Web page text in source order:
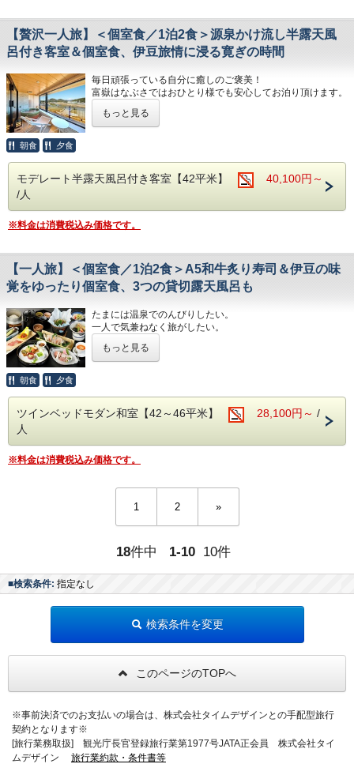
記念日を演出するオプションもご用意しております。
ご希望の方は、「予約者への質問」の返信にご記入くださ
い。
１．デザートプレート 3,000円（夕食時のご提供・ご指定の
２．花束 4,400円（お渡しするタイミングと好みのお色など
リクエストを承ります）
◆お部屋のタオルアート演出について
※オプションのご注文分は当日現地にて別途お支払いをお願
い致します。
【贅沢一人旅】＜個室食／1泊2食＞源泉かけ流し半露天風
呂付き客室＆個室食、伊豆旅情に浸る寛ぎの時間
毎日頑張っている自分に癒しのご褒美！
富嶽はなぶさではおひとり様でも安心してお泊り頂けます。
源泉かけ流しの半露天風呂付きのプレミアムルームを独り占
め。
お楽しみの夕食は、他のお客様と一緒にならず、気兼ねなく
「伊豆会席」
って料理いたします。
メインは「静岡産A5和牛の炙り寿司」。
地元のブランド和牛「しずおか和牛 頂上」を
当館の料理人が自らお客様の目の前で炙り鮨をお造りしま
そのほか、近海で獲れた魚介を中心とした新鮮なお刺身、
地元・韮山で育ったトマトのワイン煮、
〆は、富嶽はなぶさ名物、本山葵をすりおろしてご飯に乗せ
【時間】18:00・18:30・19:00から選択可
※仕入れ状況により、献立が変わる場合がございます。
ご朝食も個室お食事処にご用意致します。
15種類の小鉢や郷土料理「国清汁」
【時間】7:30・8:00・8:30から選択可
お部屋の露天風呂の他、富士山と狩野川を臨む男女別大浴場
がございます。
３ヶ所ある貸切露天風呂は空いていれば何回でもご利用頂け
ます。
◆おすすめポイント
・ラウンジでのゆったりチェックイン＆ウェルカムドリンク
・朝は眺めの良いラウンジにてコーヒーの無料サービスがご
圏内にあり何かと便利です
ひとり旅の醍醐味は、自由気ままに過ごせること。
好きなだけ温泉を楽しみ、ベッドでゴロゴロするもよし。
また、当館にはソムリエが2名おります。ワイン好きな方は
もっと見る
朝食 夕食
モデレート半露天風呂付き客室【42平米】
40,100円～
/人
※料金は消費税込み価格です。
【一人旅】＜個室食／1泊2食＞A5和牛炙り寿司＆伊豆の味
覚をゆったり個室食、3つの貸切露天風呂も
たまには温泉でのんびりしたい。
一人で気兼ねなく旅がしたい。
ご滞在中、快適に過ごすことがでるよう、HANA Styleのお
・ラウンジでのゆったりチェックイン＆ウェルカムドリンク
・SDGsに配慮したアメニティセット（女性用・男性用）
・フリードリンクタイムあり（2Fラウンジにて・セルフ
・女性には彩浴衣の無料貸し出し
・貸切露天風呂3か所は、予約無しで自由にご利用頂けま
（24時～朝5時半はクローズ）
天気の良い日は富士山を望むこともできます。
室。
天気の良い日は富士山を眺めることもできます。
和ベッドなので、お好きな時にゴロゴロと横になって寛いだ
り、自由気ままにお過ごし頂けます。
お楽しみの夕食は、他のお客様と一緒にならず、気兼ねなく
ゆっくりといただける
完全個室にご用意致します。
伊豆の味覚や、その時々の旬の新鮮な食材を板長が腕を振る
メインは「静岡産A5和牛の炙り寿司」。
地元のブランド和牛「しずおか和牛 頂上」を
もっと見る
朝食 夕食
ツインベッドモダン和室【42～46平米】 28,100円～ /
人
※料金は消費税込み価格です。
1 2 »
18件中 1-10 10件
■検索条件: 指定なし
検索条件を変更
このページのTOPへ
※事前決済でのお支払いの場合は、株式会社タイムデザインとの手配型旅行
契約となります※
[旅行業務取扱] 観光庁長官登録旅行業第1977号JATA正会員 株式会社タイ
ムデザイン 旅行業約款・条件書等